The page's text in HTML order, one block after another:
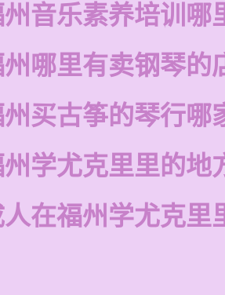
音乐素养培训哪
哪里有卖钢琴的
买古筝的琴行哪
学尤克里里的地
人在福州学尤克里